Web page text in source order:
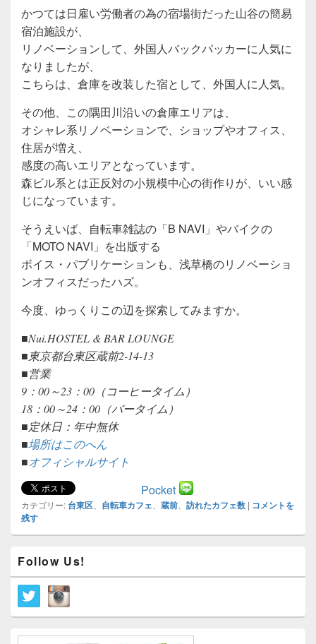
かつては日雇い労働者の為の宿場街だった山谷の簡易
宿泊施設が、
リノベーションして、外国人バックパッカーに人気に
なりましたが、
こちらは、倉庫を改装した宿として、外国人に人気。
その他、この隅田川沿いの倉庫エリアは、
オシャレ系リノベーションで、ショップやオフィス、
住居が増え、
感度の高いエリアとなっています。
森ビル系とは正反対の小規模中心の街作りが、いい感
じになっています。
そうえいば、自転車雑誌の「B NAVI」やバイクの
「MOTO NAVI」を出版する
ボイス・パブリケーションも、浅草橋のリノベーショ
ンオフィスだったハズ。
今度、ゆっくりこの辺を探索してみますか。
■Nui.HOSTEL & BAR LOUNGE
■東京都台東区蔵前2-14-13
■営業
9：00～23：00（コーヒータイム）
18：00～24：00（バータイム）
■定休日：年中無休
■場所はこのへん
■オフィシャルサイト
Pocket
カテゴリー: 台東区 自転車カフェ 蔵前 訪れたカフェ数 | コメントを
残す
イ
ン
サ
ド
Follow Us!